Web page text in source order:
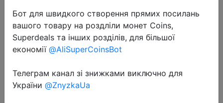
2021-03-01
1 шт Магнитный браслет
наручный ремень Набор для
Бот для швидкого створення прямих посилань
вашого товару на роздліли монет Coins,
Superdeals та інших розділів, для більшої
економії @AliSuperCoinsBot
Телеграм канал зі знижками виключно для
України @ZnyzkaUa